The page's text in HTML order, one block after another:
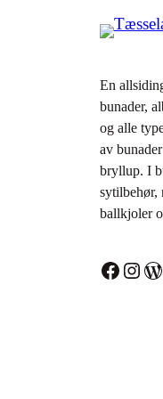
En
bunader,
og alle
av
bryllup. I
sytilbehør,
ballkjoler
Facebook Instagram WordPress